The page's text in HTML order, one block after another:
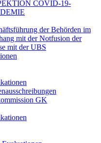
COVID-19-
der Behörden im
mit der Notfusion der
mit der UBS
GK